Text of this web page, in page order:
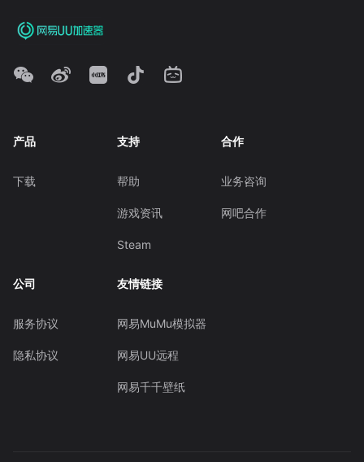
产品
下载
支持
帮助
游戏资讯
Steam
合作
业务咨询
网吧合作
公司
服务协议
隐私协议
友情链接
网易MuMu模拟器
网易UU远程
网易千千壁纸